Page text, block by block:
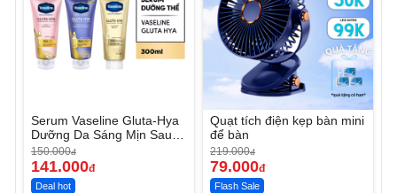
Serum Vaseline Gluta-Hya
Dưỡng Da Sáng Mịn Sau 7
Ngày
150.000đ
141.000đ
Deal hot
Quạt tích điện kẹp bàn mini
để bàn
219.000đ
79.000đ
Flash Sale